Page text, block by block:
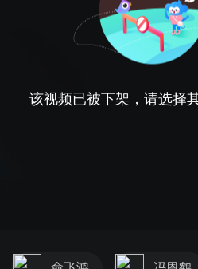
该视频已被下架，请选择